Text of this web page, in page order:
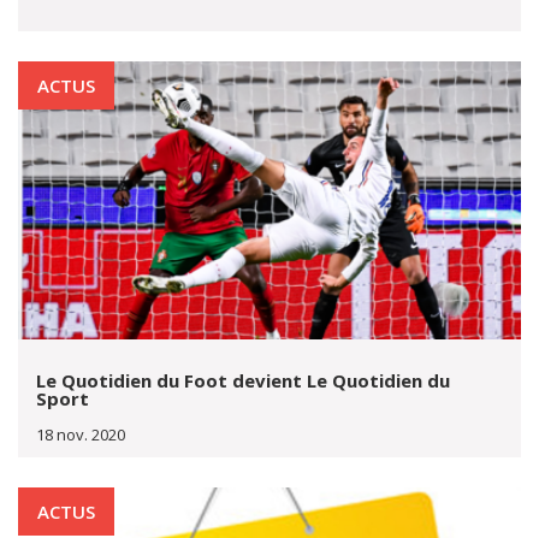
ACTUS
Le Quotidien du Foot devient Le Quotidien du
Sport
18 nov. 2020
ACTUS